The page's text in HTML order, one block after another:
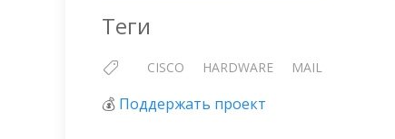
Теги
CISCO HARDWARE MAIL
💰 Поддержать проект